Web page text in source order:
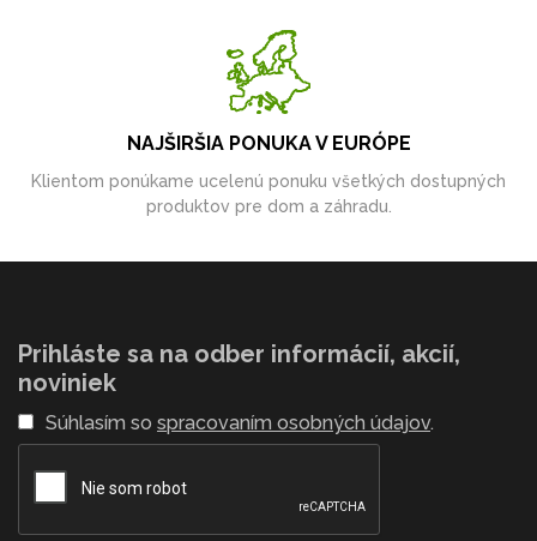
NAJŠIRŠIA PONUKA V EURÓPE
Klientom ponúkame ucelenú ponuku všetkých dostupných
produktov pre dom a záhradu.
Prihláste sa na odber informácií, akcií,
noviniek
Súhlasím so spracovaním osobných údajov.